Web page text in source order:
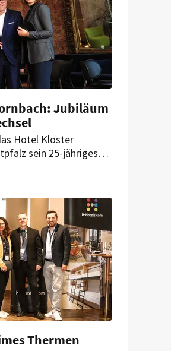
Neuerungen.
Jubiläum
Hotel Kloster
sein 25-jähriges
Thermen